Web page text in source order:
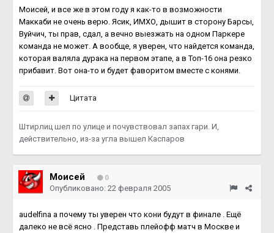
Моисей, и все же в этом году я как-то в возможности
Маккаби не очень верю. Ясик, ИМХО, дышит в сторону Барсы,
Вуйчич, ты прав, сдал, а вечно выезжать на одном Паркере
команда не может. А вообще, я уверен, что найдется команда,
которая валяла дурака на первом этапе, а в Топ-16 она резко
прибавит. Вот она-то и будет фаворитом вместе с конями.
Цитата
Штирлиц шел по улице и почувствовал запах гари. И,
действительно, из-за угла вышел Каспаров
Моисей 0
Опубликовано: 22 февраля 2005
audelfina а почему ты уверен что кони будут в финале . Ещё
далеко не всё ясно . Представь плейофф матч в Москве и